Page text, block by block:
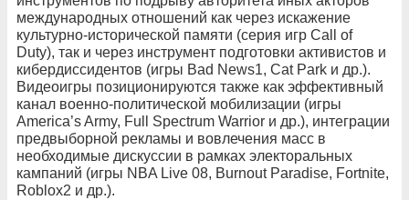
международных отношений как через искажение
культурно-исторической памяти (серия игр Call of
Duty), так и через инструмент подготовки активистов и
кибердиссидентов (игры Bad News1, Cat Park и др.).
Видеоигры позиционируются также как эффективный
канал военно-политической мобилизации (игры
America’s Army, Full Spectrum Warrior и др.), интеграции
предвыборной рекламы и вовлечения масс в
необходимые дискуссии в рамках электоральных
кампаний (игры NBA Live 08, Burnout Paradise, Fortnite,
Roblox2 и др.).